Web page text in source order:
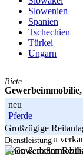
Slowenien
Spanien
Tschechien
Türkei
Ungarn
Biete
neu
Pferde
Großzügige
Köln/Bonn zu
innen & außen
Dienstleistung